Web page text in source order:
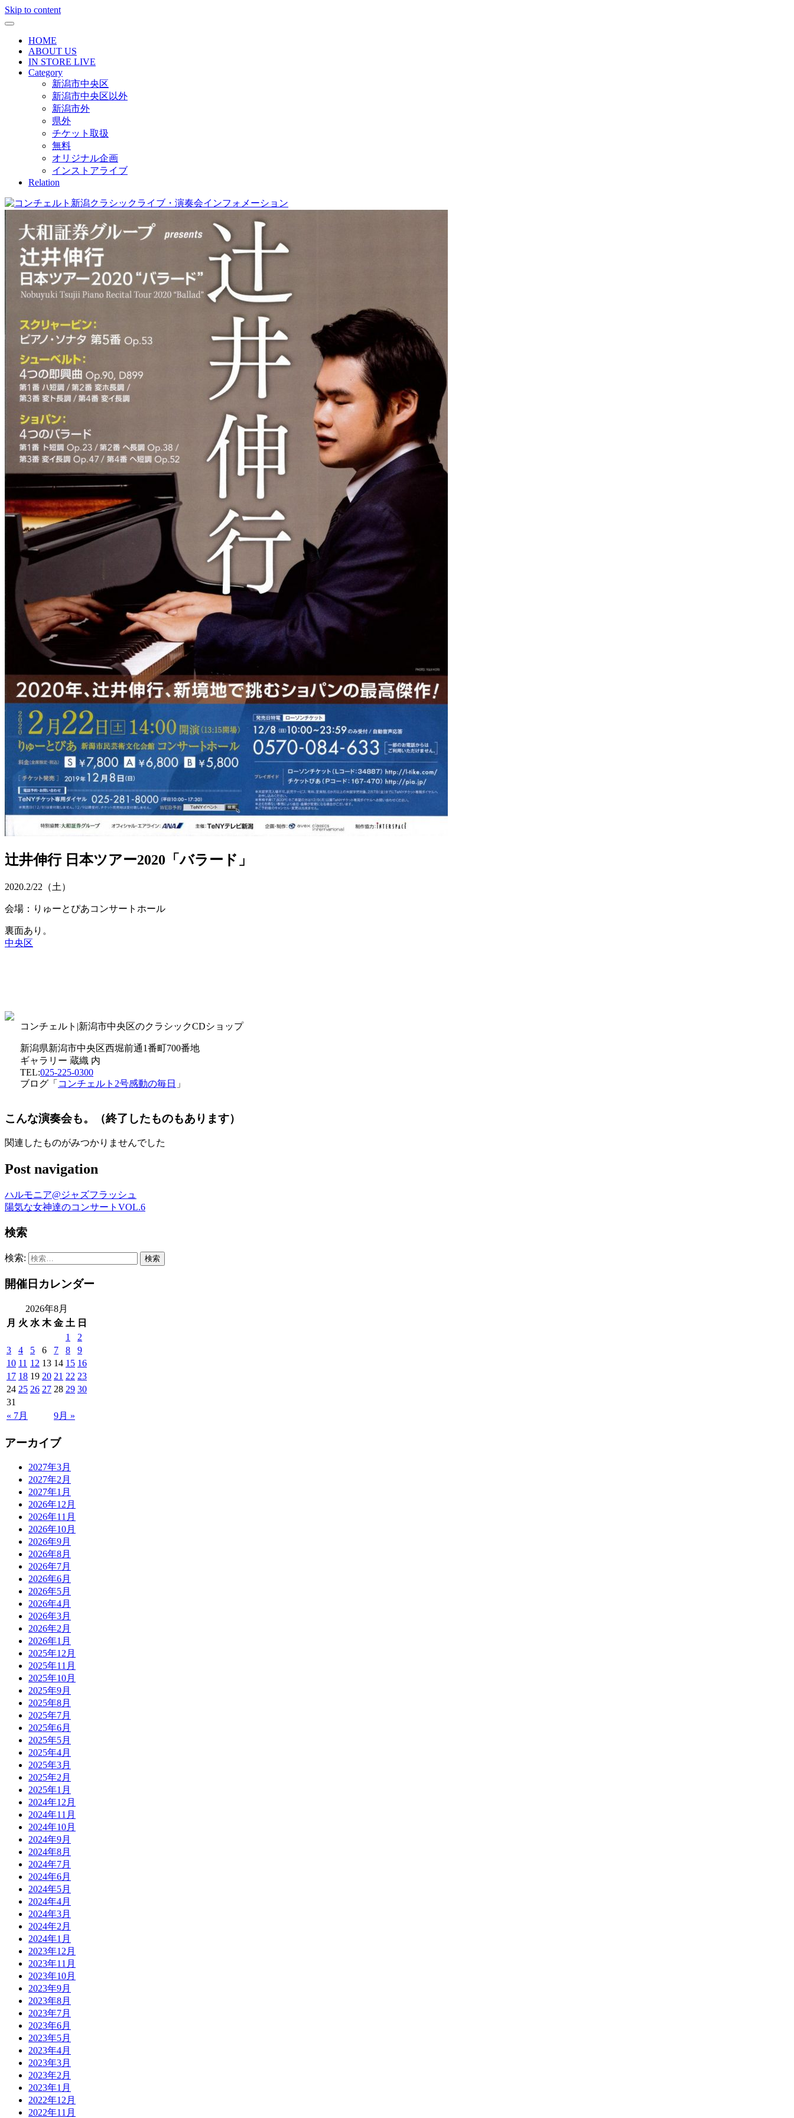
Skip to content
HOME
ABOUT US
IN STORE LIVE
Category
新潟市中央区
新潟市中央区以外
新潟市外
県外
チケット取扱
無料
オリジナル企画
インストアライブ
Relation
辻井伸行 日本ツアー2020「バラード」
2020.2/22 （土）
会場：りゅーとぴあコンサートホール
裏面あり。
中央区
コンチェルト|新潟市中央区のクラシックCDショップ
新潟県新潟市中央区西堀前通1番町700番地
ギャラリー 蔵織 内
TEL:025-225-0300
ブログ「 コンチェルト2号感動の毎日 」
こんな演奏会も。（終了したものもあります）
関連したものがみつかりませんでした
Post navigation
ハルモニア@ジャズフラッシュ
陽気な女神達のコンサートVOL.6
検索
検索:
開催日カレンダー
2026年8月
月 火 水 木 金 土 日
« 7月 9月 »
1
2
3
4 5 6 7 8
9
10 11 12 13 14 15 16
17 18 19 20 21 22 23
24 25 26 27 28 29 30
31
アーカイブ
2027年3月
2027年2月
2027年1月
2026年12月
2026年11月
2026年10月
2026年9月
2026年8月
2026年7月
2026年6月
2026年5月
2026年4月
2026年3月
2026年2月
2026年1月
2025年12月
2025年11月
2025年10月
2025年9月
2025年8月
2025年7月
2025年6月
2025年5月
2025年4月
2025年3月
2025年2月
2025年1月
2024年12月
2024年11月
2024年10月
2024年9月
2024年8月
2024年7月
2024年6月
2024年5月
2024年4月
2024年3月
2024年2月
2024年1月
2023年12月
2023年11月
2023年10月
2023年9月
2023年8月
2023年7月
2023年6月
2023年5月
2023年4月
2023年3月
2023年2月
2023年1月
2022年12月
2022年11月